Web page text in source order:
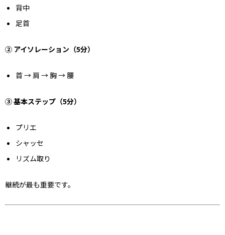
背中
足首
② アイソレーション（5分）
首 → 肩 → 胸 → 腰
③ 基本ステップ（5分）
プリエ
シャッセ
リズム取り
継続が最も重要です。